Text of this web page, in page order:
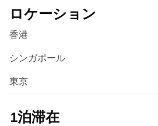
ロケーション
香港
シンガポール
東京
1泊滞在